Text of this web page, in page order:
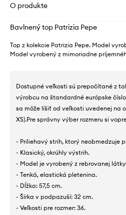
O produkte
Bavlnený top Patrizia Pepe
Top z kolekcie Patrizia Pepe. Model
Model vyrobený z mimoriadne
Dostupné veľkosti sú prepočítané z
výrobcu na štandardné európske
sa môže líšiť od veľkosti uvedenej na
XS).Pre správny výber rozmeru si
- Priliehavý strih, ktorý neobmedzuje
- Klasický, okrúhly výstrih.
- Model je vyrobený z rebrovanej
- Tenká, elastická pletenina.
- Dĺžka: 57,5 cm.
- Šírka v podpazuší: 32 cm.
- Veľkosti pre rozmer: 36.